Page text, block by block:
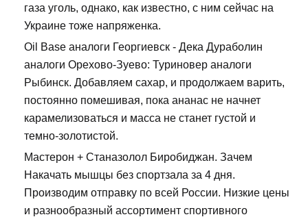
газа уголь, однако, как известно, с ним сейчас на
Украине тоже напряженка.
Oil Base аналоги Георгиевск - Дека Дураболин
аналоги Орехово-Зуево: Туриновер аналоги
Рыбинск. Добавляем сахар, и продолжаем варить,
постоянно помешивая, пока ананас не начнет
карамелизоваться и масса не станет густой и
темно-золотистой.
Мастерон + Станазолол Биробиджан. Зачем
Накачать мышцы без спортзала за 4 дня.
Производим отправку по всей России. Низкие цены
и разнообразный ассортимент спортивного